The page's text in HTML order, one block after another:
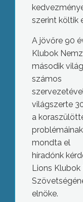
szerint költik
A jövőre 90
Klubok
második
számos
világszerte
a
mondta el
híradónk
Lions
elnöke.